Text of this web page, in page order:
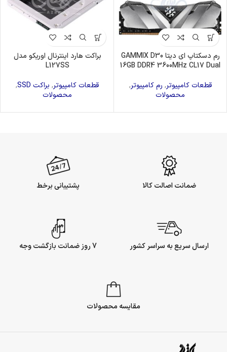
رم دسکتاپ ای دیتا GAMMIX D30
16GB DDR4 3600MHz CL17 Dual
قطعات کامپیوتر, رم کامپیوتر,
محصولات
براکت هارد اینترنال اوریکو مدل
L127SS
قطعات کامپیوتر, براکت SSD
,
محصولات
ضمانت اصالت کالا پشتیبانی برخط
ارسال سریع به سراسر کشور 7 روز ضمانت بازگشت وجه
مقایسه محصولات